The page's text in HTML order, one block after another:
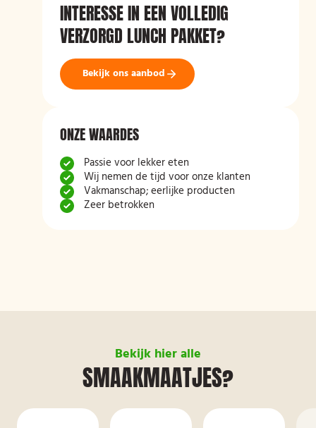
INTERESSE IN EEN VOLLEDIG
VERZORGD LUNCH PAKKET?
Bekijk ons aanbod
ONZE WAARDES
Passie voor lekker eten
Wij nemen de tijd voor onze klanten
Vakmanschap; eerlijke producten
Zeer betrokken
Bekijk hier alle
SMAAKMAATJES?